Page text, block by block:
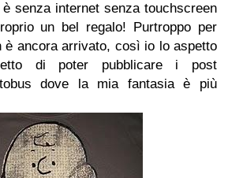
senza internet senza touchscreen
un bel regalo! Purtroppo per
è ancora arrivato, così io lo aspetto
di poter pubblicare i post
dove la mia fantasia è più